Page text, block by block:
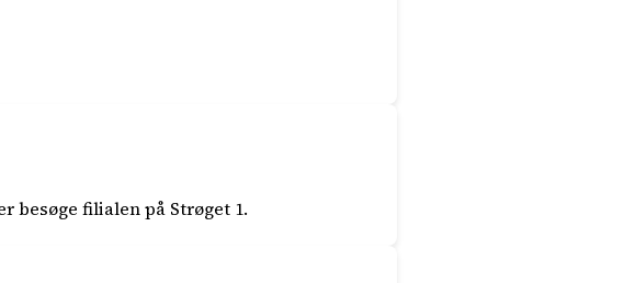
besøge filialen på Strøget 1.